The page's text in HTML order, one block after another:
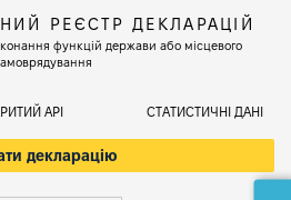
РЕЄСТР ДЕКЛАРАЦІЙ
функцій держави або місцевого
АРІ СТАТИСТИЧНІ ДАНІ
декларацію